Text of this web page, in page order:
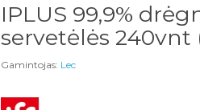
IPLUS 99,9%
servetėlės 240vnt
Gamintojas: Lec